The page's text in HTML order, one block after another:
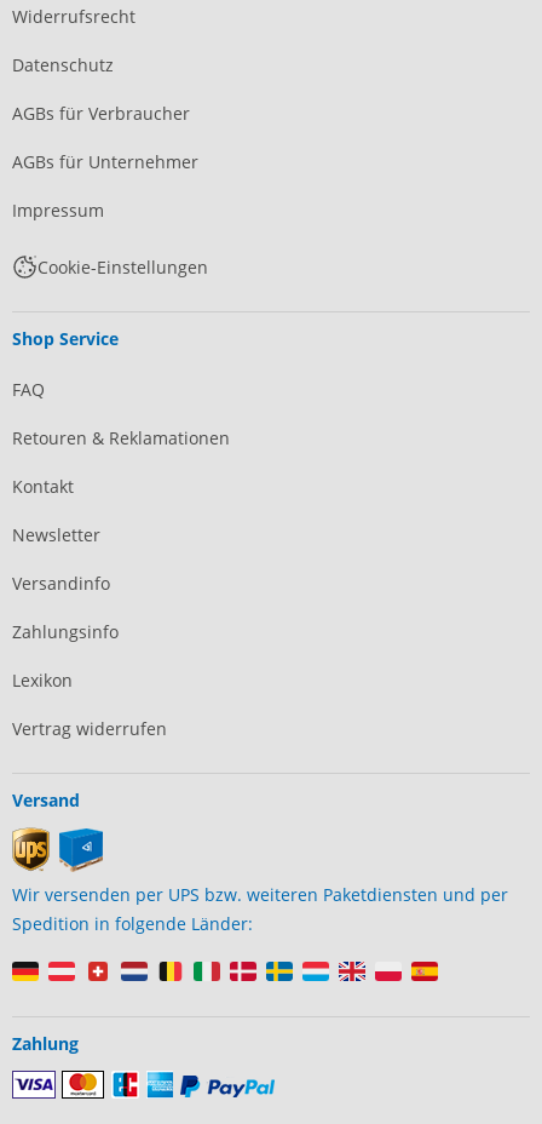
Widerrufsrecht
Datenschutz
AGBs für Verbraucher
AGBs für Unternehmer
Impressum
Cookie-Einstellungen
Shop Service
FAQ
Retouren & Reklamationen
Kontakt
Newsletter
Versandinfo
Zahlungsinfo
Lexikon
Vertrag widerrufen
Versand
Wir versenden per UPS bzw. weiteren Paketdiensten und per
Spedition in folgende Länder:
Zahlung